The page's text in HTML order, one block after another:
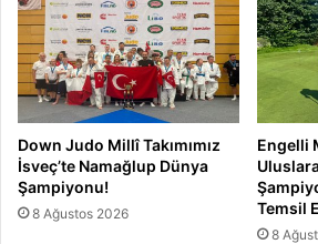
Down Judo Millî Takımımız
İsveç’te Namağlup Dünya
Şampiyonu!
8 Ağustos 2026
Engelli
Temsil
8